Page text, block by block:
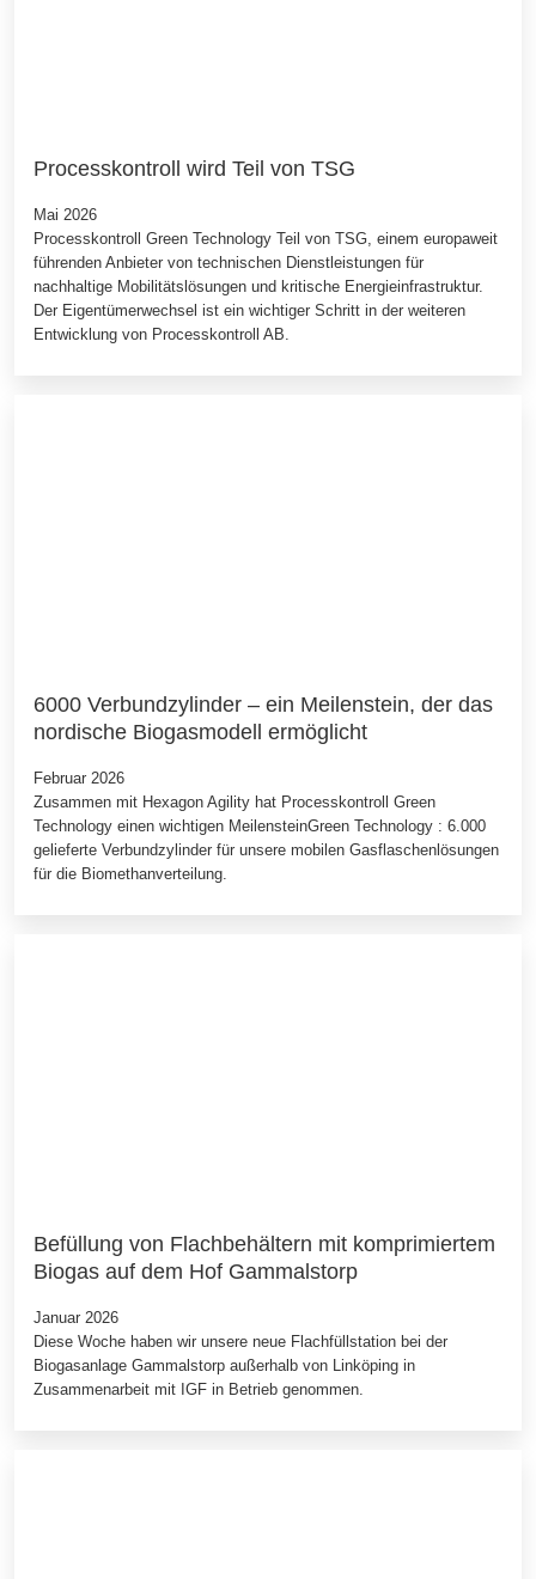
Processkontroll wird Teil von TSG
Mai 2026
Processkontroll Green Technology Teil von TSG, einem europaweit
führenden Anbieter von technischen Dienstleistungen für
nachhaltige Mobilitätslösungen und kritische Energieinfrastruktur.
Der Eigentümerwechsel ist ein wichtiger Schritt in der weiteren
Entwicklung von Processkontroll AB.
6000 Verbundzylinder – ein Meilenstein, der das
nordische Biogasmodell ermöglicht
Februar 2026
Zusammen mit Hexagon Agility hat Processkontroll Green
Technology einen wichtigen MeilensteinGreen Technology : 6.000
gelieferte Verbundzylinder für unsere mobilen Gasflaschenlösungen
für die Biomethanverteilung.
Befüllung von Flachbehältern mit komprimiertem
Biogas auf dem Hof Gammalstorp
Januar 2026
Diese Woche haben wir unsere neue Flachfüllstation bei der
Biogasanlage Gammalstorp außerhalb von Linköping in
Zusammenarbeit mit IGF in Betrieb genommen.